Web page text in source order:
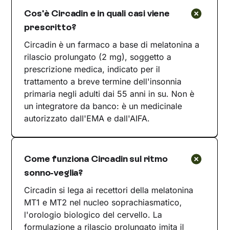
Cos'è Circadin e in quali casi viene
prescritto?
Circadin è un farmaco a base di melatonina a
rilascio prolungato (2 mg), soggetto a
prescrizione medica, indicato per il
trattamento a breve termine dell'insonnia
primaria negli adulti dai 55 anni in su. Non è
un integratore da banco: è un medicinale
autorizzato dall'EMA e dall'AIFA.
Come funziona Circadin sul ritmo
sonno-veglia?
Circadin si lega ai recettori della melatonina
MT1 e MT2 nel nucleo soprachiasmatico,
l'orologio biologico del cervello. La
formulazione a rilascio prolungato imita il